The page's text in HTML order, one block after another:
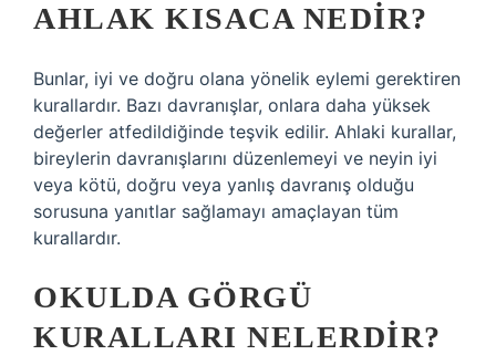
AHLAK KISACA NEDIR?
Bunlar, iyi ve doğru olana yönelik eylemi gerektiren
kurallardır. Bazı davranışlar, onlara daha yüksek
değerler atfedildiğinde teşvik edilir. Ahlaki kurallar,
bireylerin davranışlarını düzenlemeyi ve neyin iyi
veya kötü, doğru veya yanlış davranış olduğu
sorusuna yanıtlar sağlamayı amaçlayan tüm
kurallardır.
OKULDA GÖRGÜ
KURALLARI NELERDIR?